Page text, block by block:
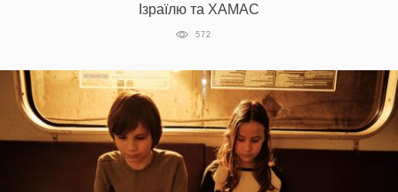
Ізраїлю та ХАМАС
572